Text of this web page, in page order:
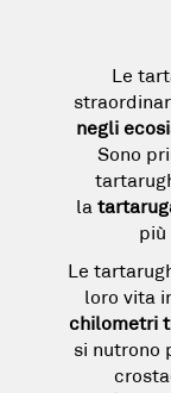
Le
negli
Sono
la
più
Le
loro vita
chilometri
si nutrono